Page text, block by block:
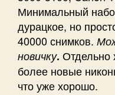
Минимальный
дурацкое, но
40000 снимков.
новичку. Отдельно
более новые
что уже хорошо.